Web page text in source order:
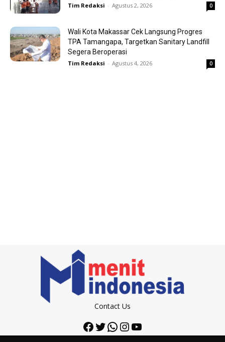
Tim Redaksi - Agustus 2, 2026 0
Wali Kota Makassar Cek Langsung Progres
TPA Tamangapa, Targetkan Sanitary Landfill
Segera Beroperasi
Tim Redaksi - Agustus 4, 2026 0
Contact Us
Facebook
Twitter
WhatsApp
Instagram
YouTube